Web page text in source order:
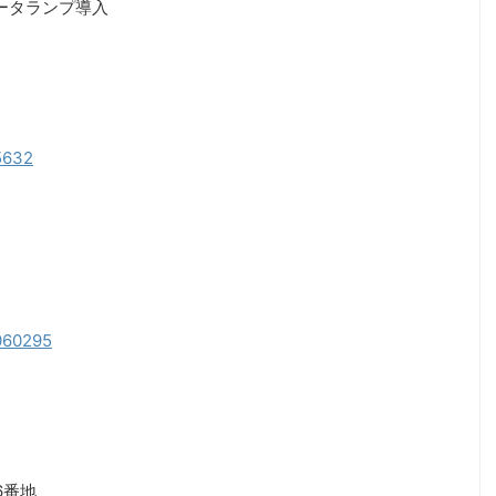
タランプ導入
地